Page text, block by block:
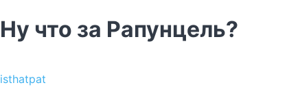
Ну что за Рапунцель?
isthatpat